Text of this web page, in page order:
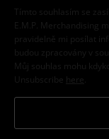
Tímto souhlasím se
E.M.P. Merchandising
pravidelně mi posílat
budou zpracovány v
Můj souhlas mohu
Unsubscribe here